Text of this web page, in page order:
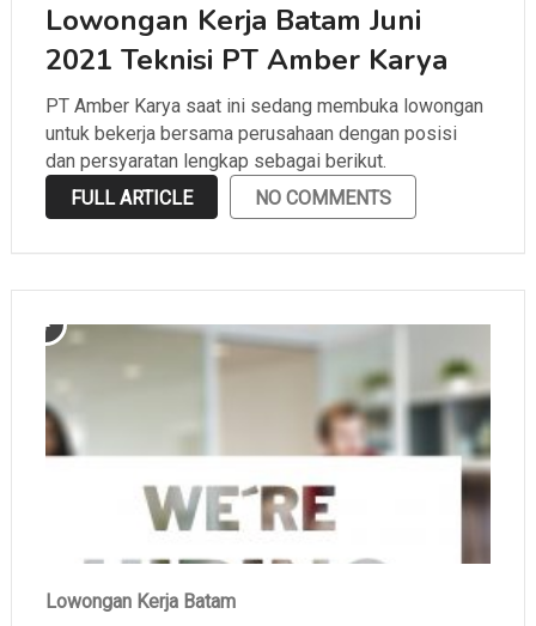
Lowongan Kerja Batam Juni
2021 Teknisi PT Amber Karya
PT Amber Karya saat ini sedang membuka lowongan
untuk bekerja bersama perusahaan dengan posisi
dan persyaratan lengkap sebagai berikut.
FULL ARTICLE
NO COMMENTS
Lowongan Kerja Batam